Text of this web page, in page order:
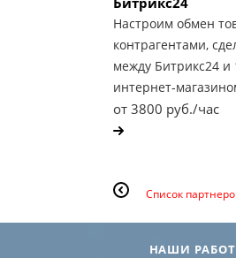
Настроим обмен
контрагентами,
между Битрикс24 и
интернет-
от 3800 руб./час
Список
НАШИ